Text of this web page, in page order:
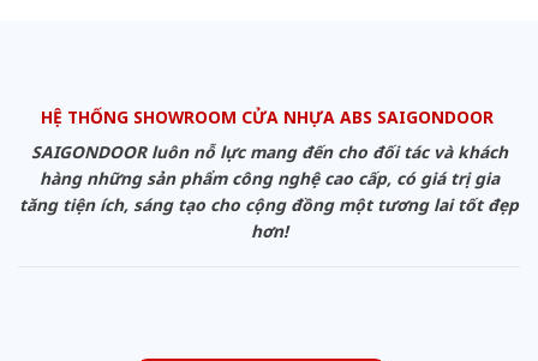
HỆ THỐNG SHOWROOM CỬA NHỰA ABS SAIGONDOOR
SAIGONDOOR luôn nỗ lực mang đến cho đối tác và khách
hàng những sản phẩm công nghệ cao cấp, có giá trị gia
tăng tiện ích, sáng tạo cho cộng đồng một tương lai tốt đẹp
hơn!